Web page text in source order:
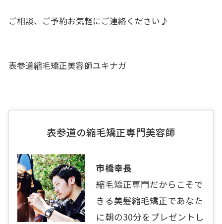
ご相談、ご予約お気軽にご連絡ください♪
表参道縮毛矯正美容師ユキナガ
表参道の縮毛矯正専門美容師
市橋幸長
縮毛矯正専門だからこそで
きる美髪縮毛矯正であなた
に朝の30分をプレゼントし